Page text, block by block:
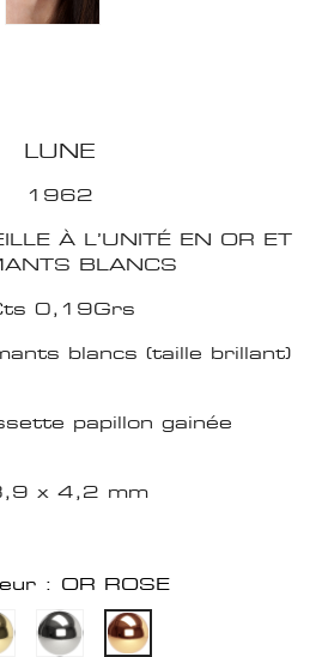
LUNE
1962
À L’UNITÉ EN OR ET
BLANCS
0,19Grs
blancs (taille brillant)
papillon gainée
x 4,2 mm
: OR ROSE